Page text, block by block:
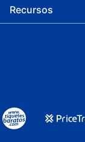
ruedas
Recursos